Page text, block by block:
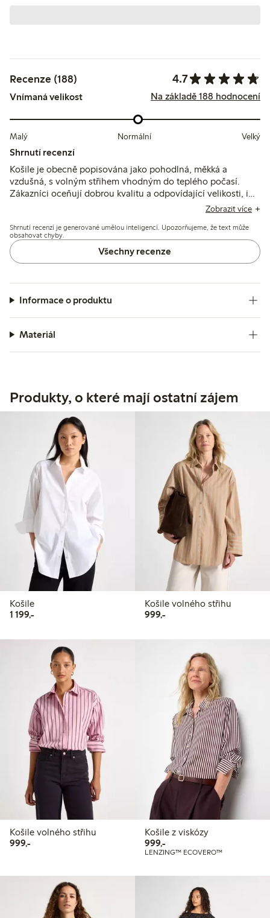
Recenze (188) 4.7
Vnímaná velikost Na základě 188 hodnocení
Malý Normální Velký
Shrnutí recenzí
Košile je obecně popisována jako pohodlná, měkká a
vzdušná, s volným střihem vhodným do teplého počasí.
Zákazníci oceňují dobrou kvalitu a odpovídající velikosti, i
když někteří ji považují za mírně průsvitnou nebo kratší, než
chybějící knoflíky nebo malé vady.
Zobrazit více
Shrnutí recenzí je generované umělou inteligencí. Upozorňujeme, že text může
obsahovat chyby.
Všechny recenze
Informace o produktu
Materiál
Produkty, o které mají ostatní zájem
Košile
1 199,-1 199,00 Kč
Košile volného střihu
999,-999,00 Kč
Košile volného střihu
999,-999,00 Kč
Košile z viskózy
999,-999,00 Kč
LENZING™ ECOVERO™